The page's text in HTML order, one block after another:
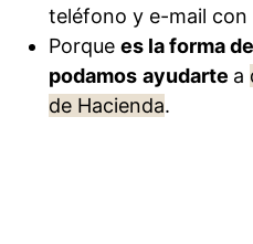
teléfono y e-mail
Porque es la forma
podamos ayudarte a
de Hacienda.